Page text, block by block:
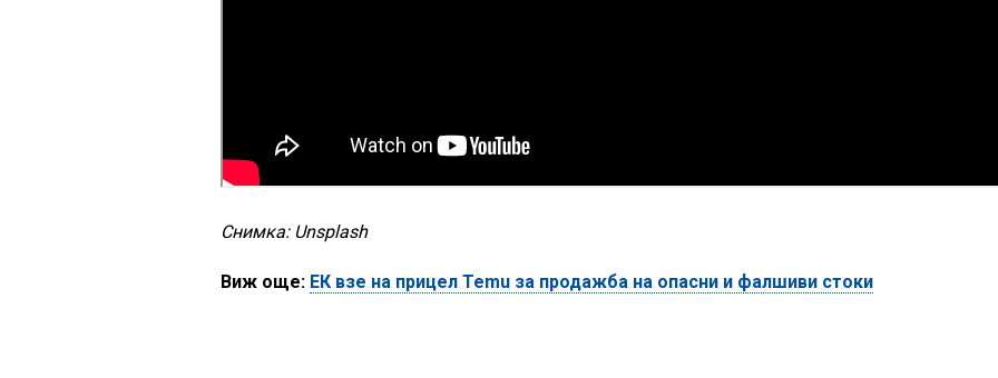
Снимка: Unsplash
Виж още: ЕК взе на прицел Temu за продажба на опасни и фалшиви стоки